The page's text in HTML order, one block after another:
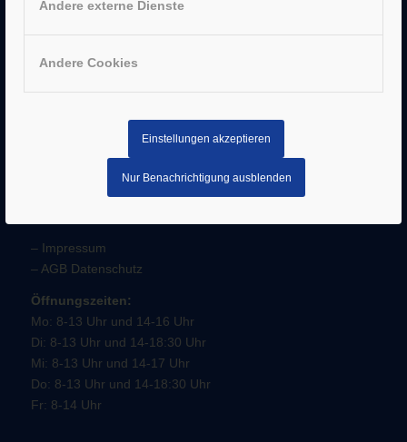
Andere externe Dienste
Andere Cookies
Einstellungen akzeptieren
Nur Benachrichtigung ausblenden
– Impressum
–AGB Datenschutz
Öffnungszeiten:
Mo: 8-13 Uhr und 14-16 Uhr
Di: 8-13 Uhr und 14-18:30 Uhr
Mi: 8-13 Uhr und 14-17 Uhr
Do: 8-13 Uhr und 14-18:30 Uhr
Fr: 8-14 Uhr